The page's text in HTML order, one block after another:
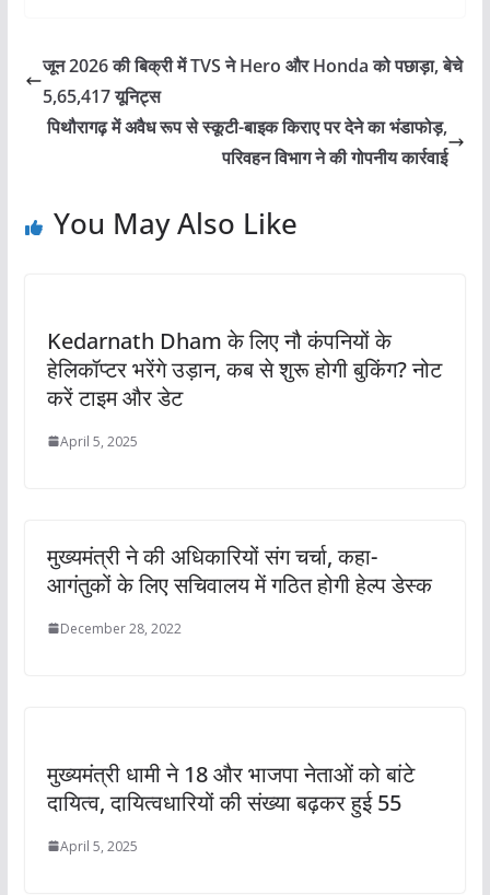
जून 2026 की बिक्री में TVS ने Hero और Honda को पछाड़ा, बेचे
5,65,417 यूनिट्स
पिथौरागढ़ में अवैध रूप से स्कूटी-बाइक किराए पर देने का भंडाफोड़,
परिवहन विभाग ने की गोपनीय कार्रवाई
You May Also Like
Kedarnath Dham के लिए नौ कंपनियों के
हेलिकॉप्‍टर भरेंगे उड़ान, कब से शुरू होगी बुकिंग? नोट
करें टाइम और डेट
April 5, 2025
मुख्यमंत्री ने की अधिकारियों संग चर्चा, कहा-
आगंतुकों के लिए सचिवालय में गठित होगी हेल्प डेस्क
December 28, 2022
मुख्यमंत्री धामी ने 18 और भाजपा नेताओं को बांटे
दायित्व, दायित्वधारियों की संख्या बढ़कर हुई 55
April 5, 2025